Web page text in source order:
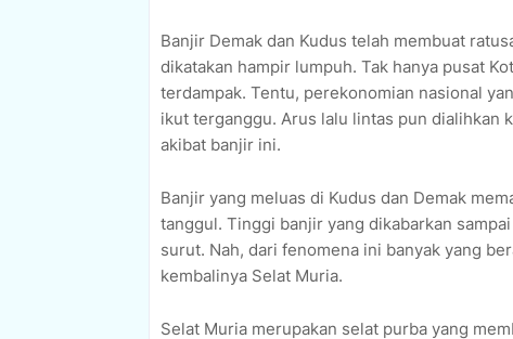
Banjir Demak dan Kudus telah membuat
dikatakan hampir lumpuh. Tak hanya pusat
terdampak. Tentu, perekonomian nasional
ikut terganggu. Arus lalu lintas pun dialihkan
akibat banjir ini.
Banjir yang meluas di Kudus dan Demak
tanggul. Tinggi banjir yang dikabarkan
surut. Nah, dari fenomena ini banyak yang
kembalinya Selat Muria.
Selat Muria merupakan selat purba yang